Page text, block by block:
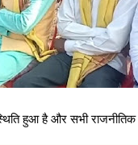
हुआ है और सभी राजनीतिक